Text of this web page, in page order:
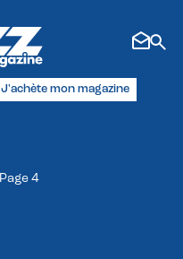
J'achète mon magazine
Page 4